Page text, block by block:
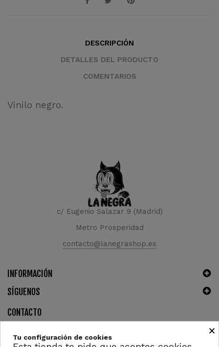
DESCRIPCIÓN
DETALLES DEL PRODUCTO
COMENTARIOS
Vinilo negro.
c/ Eugenio Salazar 9 (Madrid)
Metro Prosperidad
contacto@lanegrashop.es
INFORMACIÓN
SÍGUENOS
CONTACTO
×
Tu configuración de cookies